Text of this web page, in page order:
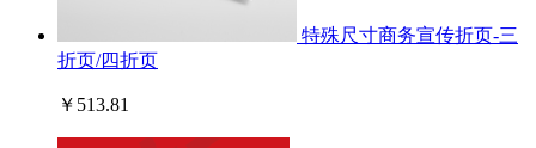
特殊尺寸商务宣传折页-三
折页/四折页
￥513.81